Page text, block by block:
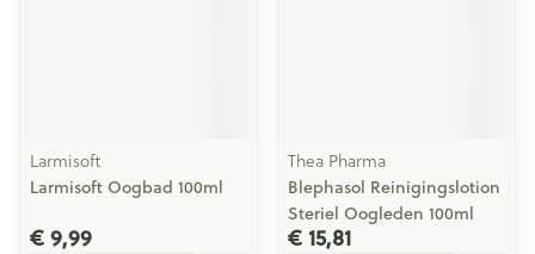
Larmisoft
Larmisoft Oogbad 100ml
€ 9,99
Thea Pharma
Blephasol Reinigingslotion
Steriel Oogleden 100ml
€ 15,81